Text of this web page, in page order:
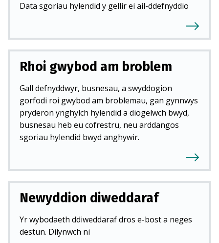
Data sgoriau hylendid y gellir ei ail-ddefnyddio
Rhoi gwybod am broblem
Gall defnyddwyr, busnesau, a swyddogion
gorfodi roi gwybod am broblemau, gan gynnwys
pryderon ynghylch hylendid a diogelwch bwyd,
busnesau heb eu cofrestru, neu arddangos
sgoriau hylendid bwyd anghywir.
Newyddion diweddaraf
Yr wybodaeth ddiweddaraf dros e-bost a neges
destun. Dilynwch ni